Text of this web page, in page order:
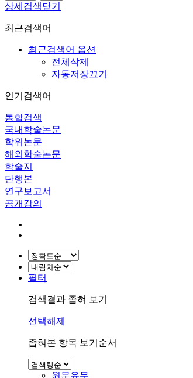
상세검색닫기
최근검색어
최근검색어 옵션
전체삭제
자동저장끄기
인기검색어
통합검색
국내학술논문
학위논문
해외학술논문
학술지
단행본
연구보고서
공개강의
필터
검색결과 좁혀 보기
선택해제
좁혀본 항목 보기순서
원문유무